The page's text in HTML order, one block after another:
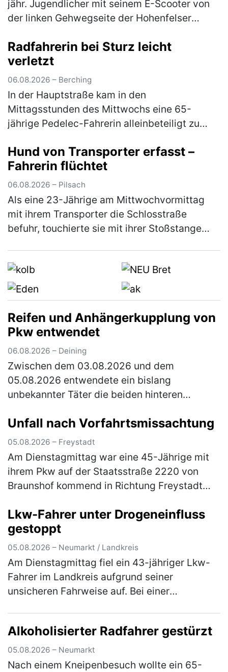
jähr. Jugendlicher mit seinem E-Scooter von
der linken Gehwegseite der Hohenfelser
Straße ein. Hier fuhr er auf …(mehr)
Radfahrerin bei Sturz leicht
verletzt
06.08.2026 – Berching
In der Hauptstraße kam in den
Mittagsstunden des Mittwochs eine 65-
jährige Pedelec-Fahrerin alleinbeteiligt zu
und musste mit dem Rettungswagen ins
Klinikum… (mehr)
Hund von Transporter erfasst –
Fahrerin flüchtet
06.08.2026 – Pilsach
Als eine 23-Jährige am Mittwochvormittag
mit ihrem Transporter die Schlosstraße
befuhr, touchierte sie mit ihrer Stoßstange
Reifen und Anhängerkupplung von
Pkw entwendet
06.08.2026 – Deining
Zwischen dem 03.08.2026 und dem
05.08.2026 entwendete ein bislang
unbekannter Täter die beiden hinteren
samt E-Satz von einem Citroen, der auf einem
Parkplatz n…(mehr)
Unfall nach Vorfahrtsmissachtung
05.08.2026 – Freystadt
Am Dienstagmittag war eine 45-Jährige mit
ihrem Pkw auf der Staatsstraße 2220 von
Braunshof kommend in Richtung Freystadt
Staatsstraße 2238 die Vorfahrt eine…(mehr)
Lkw-Fahrer unter Drogeneinfluss
gestoppt
05.08.2026 – Neumarkt / Landkreis
Am Dienstagmittag fiel ein 43-jähriger Lkw-
Fahrer im Landkreis aufgrund seiner
unsicheren Fahrweise auf. Bei einer
(mehr)
Alkoholisierter Radfahrer gestürzt
05.08.2026 – Neumarkt
Nach einem Kneipenbesuch wollte ein 65-